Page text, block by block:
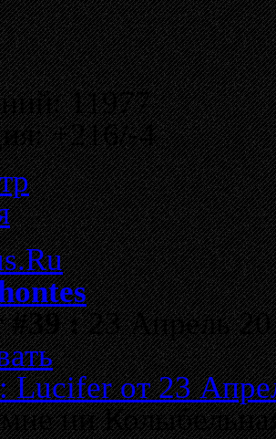
11977
+216/-4
#39 :23 Апрель
Lucifer от 23
ни